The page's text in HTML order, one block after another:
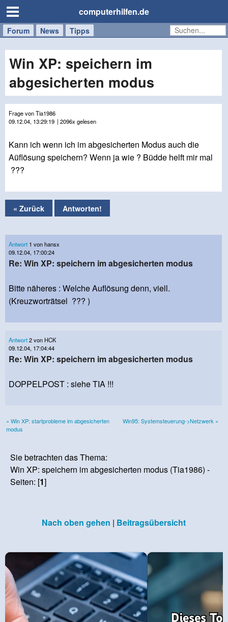
computerhilfen.de
Forum News Tipps
Handy
Tablet
Windows
Mac
Win XP: speichern im
abgesicherten modus
Frage von Tia1986
09.12.04, 13:29:19 | 2096x gelesen
Kann ich wenn ich im abgesicherten Modus auch die
Aüflösung speichern? Wenn ja wie ? Büdde helft mir mal
???
« Zurück Antworten!
Antwort 1 von hansx
09.12.04, 17:00:24
Re: Win XP: speichern im abgesicherten modus
Bitte näheres : Welche Auflösung denn, viell.
(Kreuzworträtsel ??? )
Antwort2 von HCK
09.12.04, 17:04:44
Re: Win XP: speichern im abgesicherten modus
DOPPELPOST : siehe TIA !!!
« Win XP: startprobleme im abgesicherten
modus
Win95: Systemsteuerung->Netzwerk »
Sie betrachten das Thema:
Win XP: speichern im abgesicherten modus (Tia1986) -
Seiten: [1]
Nach oben gehen | Beitragsübersicht